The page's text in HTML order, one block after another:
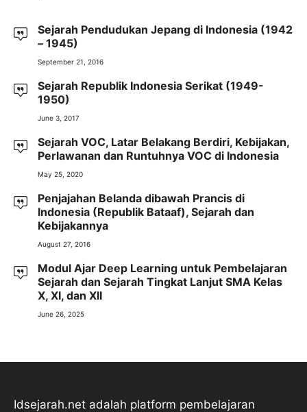
Sejarah Pendudukan Jepang di Indonesia (1942
– 1945)
September 21, 2016
Sejarah Republik Indonesia Serikat (1949-
1950)
June 3, 2017
Sejarah VOC, Latar Belakang Berdiri, Kebijakan,
Perlawanan dan Runtuhnya VOC di Indonesia
May 25, 2020
Penjajahan Belanda dibawah Prancis di
Indonesia (Republik Bataaf), Sejarah dan
Kebijakannya
August 27, 2016
Modul Ajar Deep Learning untuk Pembelajaran
Sejarah dan Sejarah Tingkat Lanjut SMA Kelas
X, XI, dan XII
June 26, 2025
Idsejarah.net adalah platform pembelajaran